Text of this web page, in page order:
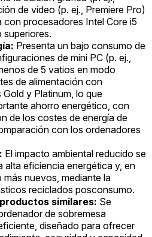
de vídeo (p. ej., Premiere Pro)
procesadores Intel Core i5
superiores.
Presenta un bajo consumo de
de mini PC (p. ej.,
de 5 vatios en modo
de alimentación con
y Platinum, lo que
ahorro energético, con
de los costes de energía de
con los ordenadores
El impacto ambiental reducido se
alta eficiencia energética y, en
más nuevos, mediante la
reciclados posconsumo.
similares: Se
de sobremesa
diseñado para ofrecer